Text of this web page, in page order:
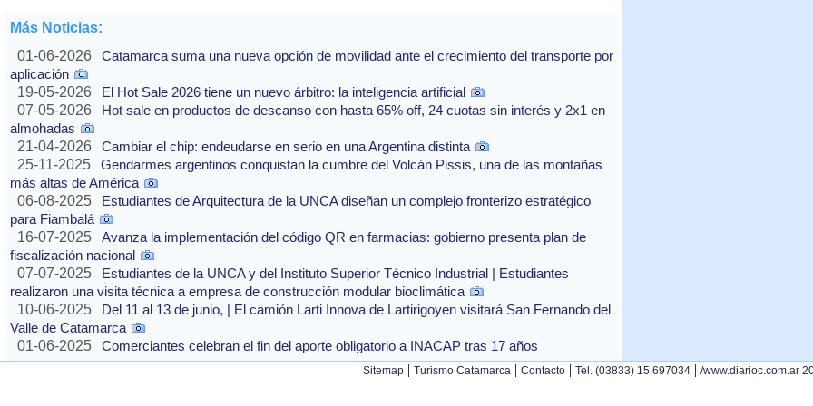
Más Noticias:
01-06-2026
Catamarca suma una nueva opción de movilidad ante el crecimiento del transporte por
aplicación
19-05-2026
El Hot Sale 2026 tiene un nuevo árbitro: la inteligencia artificial
07-05-2026
Hot sale en productos de descanso con hasta 65% off, 24 cuotas sin interés y 2x1 en
almohadas
21-04-2026
Cambiar el chip: endeudarse en serio en una Argentina distinta
25-11-2025
Gendarmes argentinos conquistan la cumbre del Volcán Pissis, una de las montañas
más altas de América
06-08-2025
Estudiantes de Arquitectura de la UNCA diseñan un complejo fronterizo estratégico
para Fiambalá
16-07-2025
Avanza la implementación del código QR en farmacias: gobierno presenta plan de
fiscalización nacional
07-07-2025
Estudiantes de la UNCA y del Instituto Superior Técnico Industrial | Estudiantes
realizaron una visita técnica a empresa de construcción modular bioclimática
10-06-2025
Del 11 al 13 de junio, | El camión Larti Innova de Lartirigoyen visitará San Fernando del
Valle de Catamarca
01-06-2025
Comerciantes celebran el fin del aporte obligatorio a INACAP tras 17 años
Sitemap | Turismo Catamarca | Contacto | Tel. (03833) 15 697034 | /www.diarioc.com.ar